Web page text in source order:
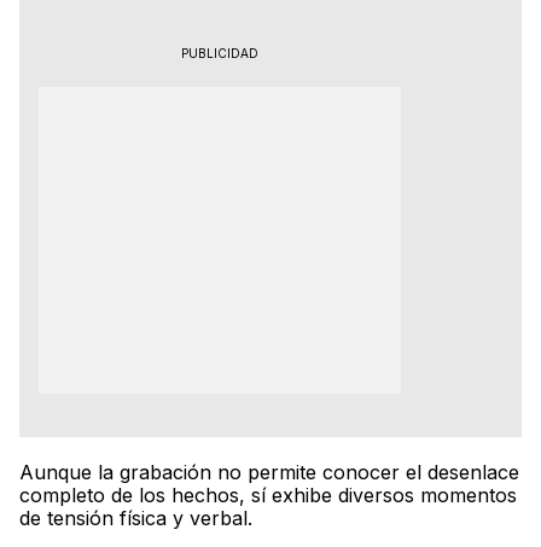
PUBLICIDAD
Aunque la grabación no permite conocer el desenlace
completo de los hechos, sí exhibe diversos momentos
de tensión física y verbal.